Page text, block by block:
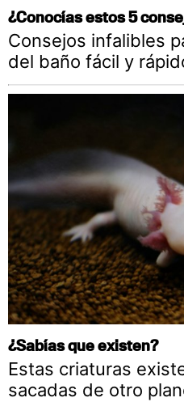
¿Conocías estos 5
Consejos infalibles
del baño fácil y
¿Sabías que existen?
Estas criaturas
sacadas de otro